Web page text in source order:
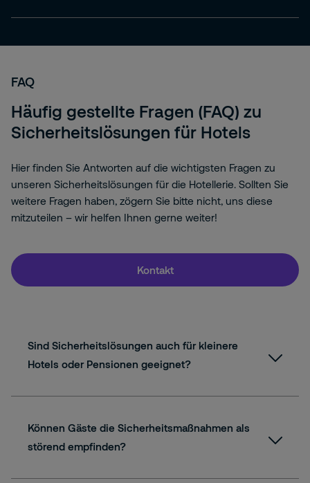
FAQ
Häufig gestellte Fragen (FAQ) zu
Sicherheitslösungen für Hotels
Hier finden Sie Antworten auf die wichtigsten Fragen zu
unseren Sicherheitslösungen für die Hotellerie. Sollten Sie
weitere Fragen haben, zögern Sie bitte nicht, uns diese
mitzuteilen – wir helfen Ihnen gerne weiter!
Kontakt
Sind Sicherheitslösungen auch für kleinere
Hotels oder Pensionen geeignet?
Können Gäste die Sicherheitsmaßnahmen als
störend empfinden?